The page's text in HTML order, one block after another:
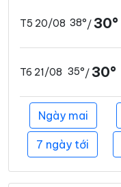
T5 20/08 38°/30°
T6 21/08 35°/30°
Ngày mai
7 ngày tới